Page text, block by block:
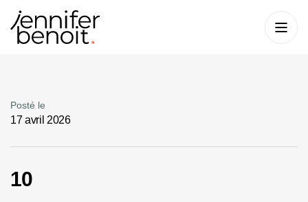
Posté le
17 avril 2026
10